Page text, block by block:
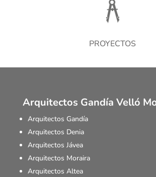
PROYECTOS
Arquitectos Gandía Velló
Arquitectos Gandía
Arquitectos Denia
Arquitectos Jávea
Arquitectos Moraira
Arquitectos Altea